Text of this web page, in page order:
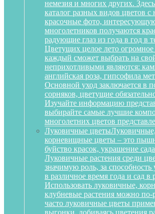
немезия и многих других.
каталог разных видов цветов с
красочные фото,
многолетников получаются
радующие глаз из года в год в
Цветущих целое лето
каждый сможет выбрать на
неприхотливыми являются:
английская роза, гипсофила
Основной уход заключается в
сорняков, цветущие
Изучайте информацию
выбирайте самые лучшие
многолетних цветов
Луковичные цветы
корневищные цветы – это
буйство красок, украшение
Луковичные растения среди
значимую роль, за
в различное время года и сад в
Использовать луковичные,
клубневые растения можно по-
часто луковичные цветы
выгонки, добиваясь цветения